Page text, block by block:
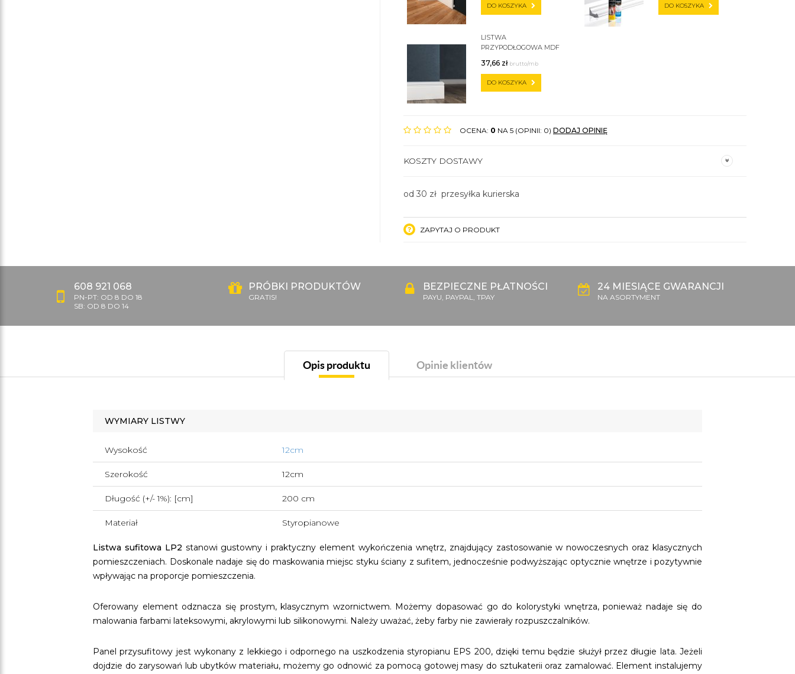
DO KOSZYKA
LISTWA
PRZYPODŁOGOWA MDF
37,66 zł brutto/mb
DO KOSZYKA
DO KOSZYKA
OCENA: 0 NA 5 (OPINII: 0) DODAJ OPINIĘ
KOSZTY DOSTAWY
od 30 zł przesyłka kurierska
ZAPYTAJ O PRODUKT
608 921 068
PN-PT: OD 8 DO 18
SB: OD 8 DO 14
PRÓBKI PRODUKTÓW
GRATIS!
BEZPIECZNE PŁATNOŚCI
PAYU, PAYPAL, TPAY
24 MIESIĄCE GWARANCJI
NA ASORTYMENT
Opis produktu Opinie klientów
WYMIARY LISTWY
Wysokość 12cm
Szerokość 12cm
Długość (+/- 1%): [cm] 200 cm
Materiał Styropianowe
Listwa sufitowa LP2 stanowi gustowny i praktyczny element wykończenia wnętrz, znajdujący zastosowanie w nowoczesnych oraz klasycznych
pomieszczeniach. Doskonale nadaje się do maskowania miejsc styku ściany z sufitem, jednocześnie podwyższając optycznie wnętrze i pozytywnie
wpływając na proporcje pomieszczenia.
Oferowany element odznacza się prostym, klasycznym wzornictwem. Możemy dopasować go do kolorystyki wnętrza, ponieważ nadaje się do
malowania farbami lateksowymi, akrylowymi lub silikonowymi. Należy uważać, żeby farby nie zawierały rozpuszczalników.
Panel przysufitowy jest wykonany z lekkiego i odpornego na uszkodzenia styropianu EPS 200, dzięki temu będzie służył przez długie lata. Jeżeli
dojdzie do zarysowań lub ubytków materiału, możemy go odnowić za pomocą gotowej masy do sztukaterii oraz zamalować. Element instalujemy